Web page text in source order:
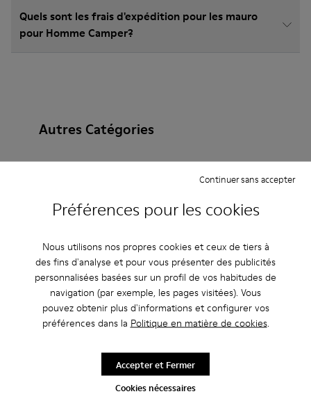
Préférences pour les cookies
Nous utilisons nos propres cookies et ceux de tiers à
des fins d'analyse et pour vous présenter des publicités
personnalisées basées sur un profil de vos habitudes de
navigation (par exemple, les pages visitées). Vous
pouvez obtenir plus d'informations et configurer vos
préférences dans la Politique en matière de cookies.
Cookies nécessaires
Continuer sans accepter
Accepter et Fermer
Quels sont les frais d'expédition pour les mauro
pour Homme Camper?
Autres Catégories
Sandales
Bottes
Chaussures plates
Chaussures casual
Baskets
Chaussons
Chaussures habillées
Chaussures à plateau